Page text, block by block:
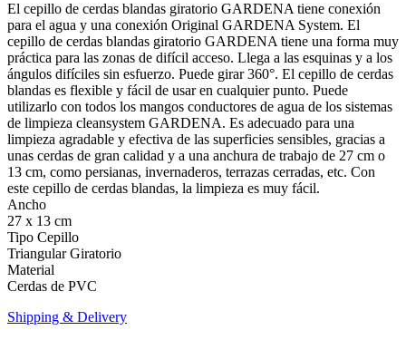
El cepillo de cerdas blandas giratorio GARDENA tiene conexión
para el agua y una conexión Original GARDENA System. El
cepillo de cerdas blandas giratorio GARDENA tiene una forma muy
práctica para las zonas de difícil acceso. Llega a las esquinas y a los
ángulos difíciles sin esfuerzo. Puede girar 360°. El cepillo de cerdas
blandas es flexible y fácil de usar en cualquier punto. Puede
utilizarlo con todos los mangos conductores de agua de los sistemas
de limpieza cleansystem GARDENA. Es adecuado para una
limpieza agradable y efectiva de las superficies sensibles, gracias a
unas cerdas de gran calidad y a una anchura de trabajo de 27 cm o
13 cm, como persianas, invernaderos, terrazas cerradas, etc. Con
este cepillo de cerdas blandas, la limpieza es muy fácil.
Ancho
27 x 13 cm
Tipo Cepillo
Triangular Giratorio
Material
Cerdas de PVC
Shipping & Delivery